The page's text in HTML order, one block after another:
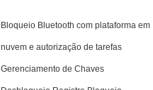
Bloqueio Bluetooth com plataforma em
nuvem e autorização de tarefas
Gerenciamento de Chaves